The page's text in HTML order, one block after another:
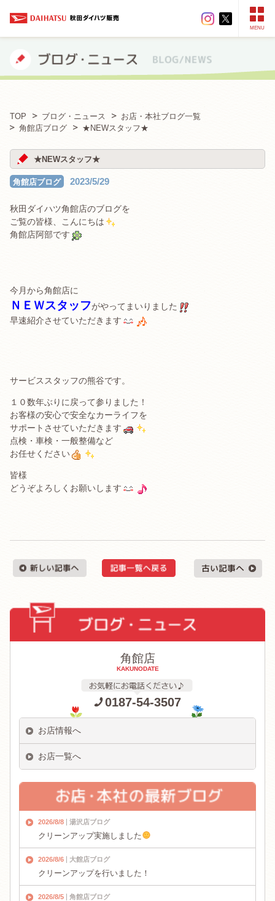
MENU
TOP ブログ・ニュース
お店・本社ブログ一覧
角館店ブログ
★NEWスタッフ★
★NEWスタッフ★
角館店ブログ 2023/5/29
秋田ダイハツ角館店のブログを
ご覧の皆様、こんにちは
角館店阿部です
今月から角館店に
ＮＥＷスタッフがやってまいりました
早速紹介させていただきます
サービススタッフの熊谷です。
１０数年ぶりに戻って参りました！
お客様の安心で安全なカーライフを
サポートさせていただきます
点検・車検・一般整備など
お任せください
皆様
どうぞよろしくお願いします
角館店
KAKUNODATE
0187-54-3507
お店情報へ
お店一覧へ
2026/8/8 湯沢店ブログ
クリーンアップ実施しました
2026/8/6 大館店ブログ
クリーンアップを行いました！
2026/8/5 角館店ブログ